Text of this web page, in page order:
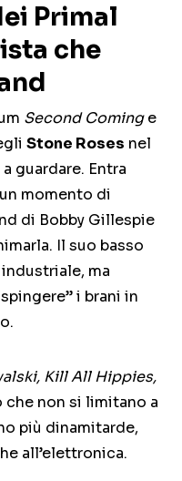
Primal
che
Second Cominge
Stone Roses nel
guardare. Entra
momento di
di Bobby Gillespie
Il suo basso
ma
i brani in
Kill All Hippies,
non si limitano a
più dinamitarde,
all’elettronica.